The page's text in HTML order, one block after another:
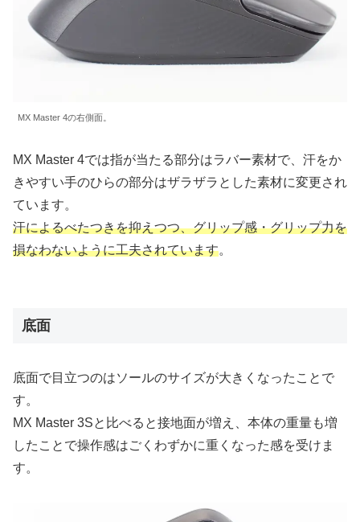
MX Master 4の右側面。
MX Master 4では指が当たる部分はラバー素材で、汗をか
きやすい手のひらの部分はザラザラとした素材に変更され
ています。
汗によるべたつきを抑えつつ、グリップ感・グリップ力を
損なわないように工夫されています。
底面
底面で目立つのはソールのサイズが大きくなったことで
す。
MX Master 3Sと比べると接地面が増え、本体の重量も増
したことで操作感はごくわずかに重くなった感を受けま
す。